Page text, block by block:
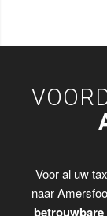
Voor al uw
naar
betrouwbare